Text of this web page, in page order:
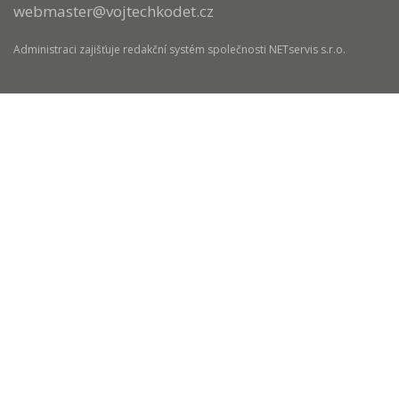
webmaster@vojtechkodet.cz
Administraci zajišťuje redakční systém společnosti NETservis s.r.o.